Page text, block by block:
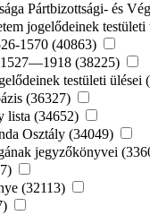
Pártbizottsági- és
jogelődeinek testületi
1570 (40863)
(38225)
testületi ülései
(36327)
lista (34652)
Osztály (34049)
jegyzőkönyvei
(32113)